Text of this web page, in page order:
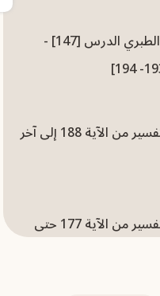
التعليق على تفسير الطبري الدرس [147] -
سورة الأعراف (22) تفسير من الآية 188 إلى آخر
سورة الأعراف (21) تفسير من الآية 177 حتى